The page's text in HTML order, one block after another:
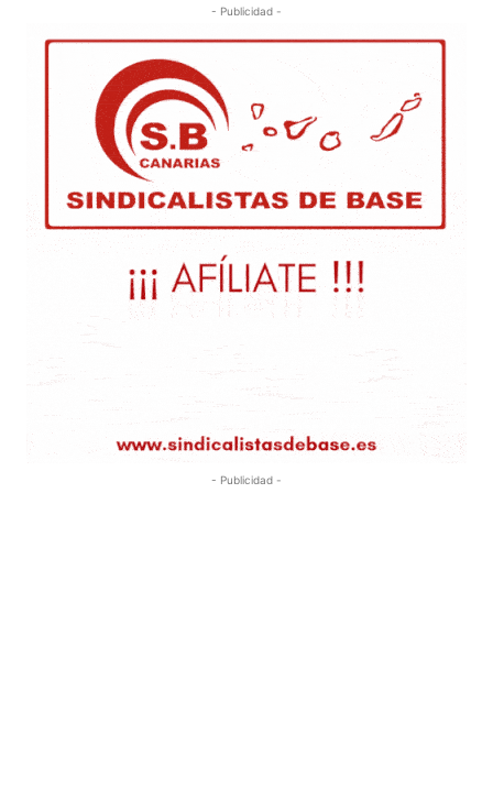
- Publicidad -
- Publicidad -